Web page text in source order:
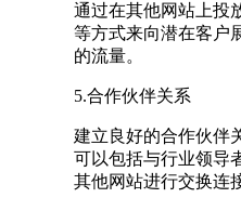
通过在其他网站上投
等方式来向潜在客户
的流量。
5.合作伙伴关系
建立良好的合作伙伴
可以包括与行业领导
其他网站进行交换连